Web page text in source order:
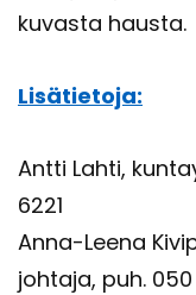
ku­vas­ta haus­ta.
Li­sä­tie­to­ja:
Antti Lahti,
6221
Anna-​Leena
joh­ta­ja, puh.